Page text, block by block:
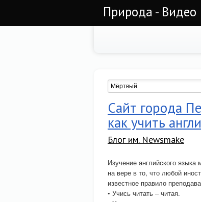
Природа - Видео
Сайт города
как учить
Блог им. Newsmake
Изучение английского
на вере в то, что любой
известное правило
• Учись читать – читая.